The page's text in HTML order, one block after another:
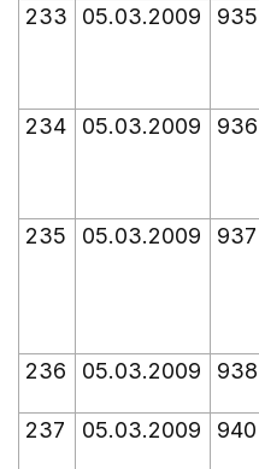
233 05.03.2009 935
234 05.03.2009 936
235 05.03.2009 937
236 05.03.2009 938
237 05.03.2009 940